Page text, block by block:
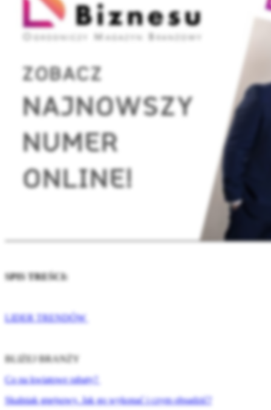
SPIS TREŚCI:
LIDER TRENDÓW
BLIŻEJ BRANŻY
Co na kwiatowe rabaty?
Skalniak gnejsowy. Jak go wykonać i czym obsadzić?